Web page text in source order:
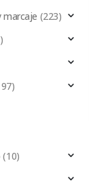
marcaje (223)
(10)